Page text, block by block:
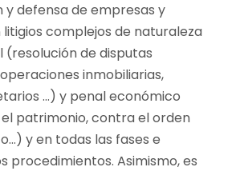
defensa de empresas y
complejos de naturaleza
de disputas
inmobiliarias,
…) y penal económico
patrimonio, contra el orden
y en todas las fases e
procedimientos. Asimismo, es